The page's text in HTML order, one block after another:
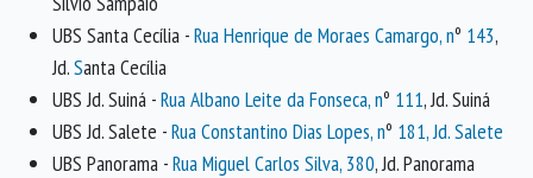
UBS Santa Cecília -Rua Henrique de Moraes Camargo, nº 143,
Jd.Santa Cecília
UBS Jd. Suiná -Rua Albano Leite da Fonseca, nº 111, Jd. Suiná
UBS Jd. Salete -Rua Constantino Dias Lopes, nº 181, Jd. Salete
UBS Panorama -Rua Miguel Carlos Silva, 380, Jd. Panorama